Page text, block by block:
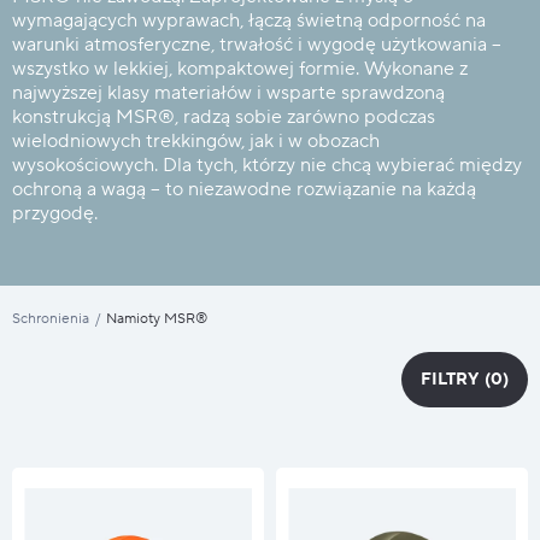
wymagających wyprawach, łączą świetną odporność na
warunki atmosferyczne, trwałość i wygodę użytkowania –
wszystko w lekkiej, kompaktowej formie. Wykonane z
najwyższej klasy materiałów i wsparte sprawdzoną
konstrukcją MSR®, radzą sobie zarówno podczas
wielodniowych trekkingów, jak i w obozach
wysokościowych. Dla tych, którzy nie chcą wybierać między
ochroną a wagą – to niezawodne rozwiązanie na każdą
przygodę.
Schronienia / Namioty MSR®
FILTRY
FILTRY
(0)